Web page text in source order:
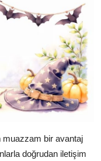
muazzam bir avantaj
doğrudan iletişim